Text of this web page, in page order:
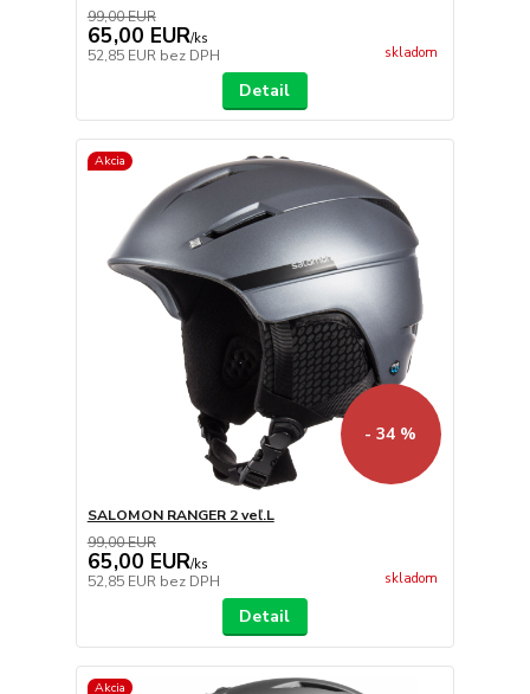
99,00 EUR
65,00 EUR/ks
52,85 EUR bez DPH skladom
Detail
Akcia
- 34 %
SALOMON RANGER 2 veľ.L
99,00 EUR
65,00 EUR/ks
52,85 EUR bez DPH skladom
Detail
Akcia